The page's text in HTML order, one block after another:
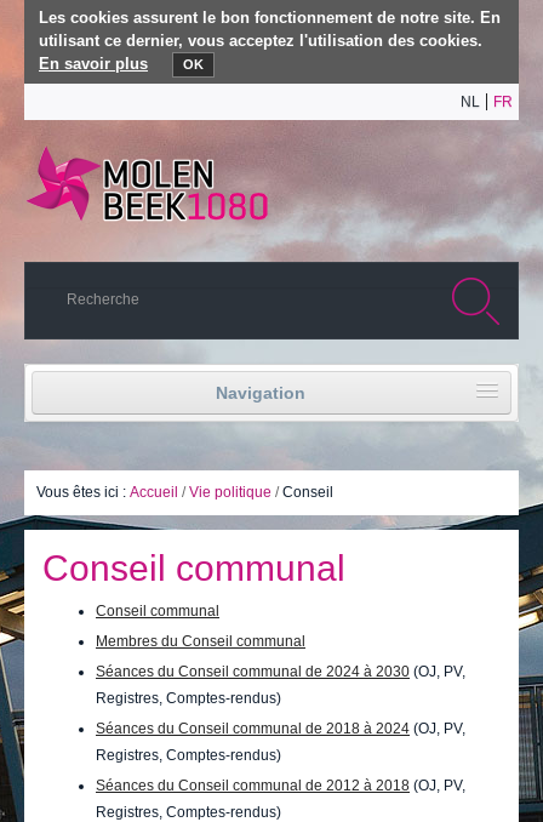
Les cookies assurent le bon fonctionnement de notre site. En
utilisant ce dernier, vous acceptez l'utilisation des cookies.
En savoir plus
OK
NL FR
Navigation
Vie politique
Publications
Actualités
E-guichet / Prendre RDV
Actualités
Vous êtes ici : Accueil /Vie politique /Conseil
Conseil communal
Conseil communal
Membres du Conseil communal
Séances du Conseil communal de 2024 à 2030 (OJ, PV,
Registres, Comptes-rendus)
Séances du Conseil communal de 2018 à 2024 (OJ, PV,
Registres, Comptes-rendus)
Séances du Conseil communal de 2012 à 2018 (OJ, PV,
Registres, Comptes-rendus)